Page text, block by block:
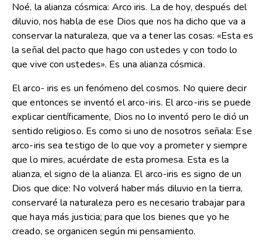
Noé, la alianza cósmica: Arco iris. La de hoy, después del
diluvio, nos habla de ese Dios que nos ha dicho que va a
conservar la naturaleza, que va a tener las cosas: «Esta es
la señal del pacto que hago con ustedes y con todo lo
que vive con ustedes». Es una alianza cósmica.
El arco- iris es un fenómeno del cosmos. No quiere decir
que entonces se inventó el arco-iris. El arco-iris se puede
explicar científicamente, Dios no lo inventó pero le dió un
sentido religioso. Es como si uno de nosotros señala: Ese
arco-iris sea testigo de lo que voy a prometer y siempre
que lo mires, acuérdate de esta promesa. Esta es la
alianza, el signo de la alianza. El arco-iris es signo de un
Dios que dice: No volverá haber más diluvio en la tierra,
conservaré la naturaleza pero es necesario trabajar para
que haya más justicia; para que los bienes que yo he
creado, se organicen según mi pensamiento.